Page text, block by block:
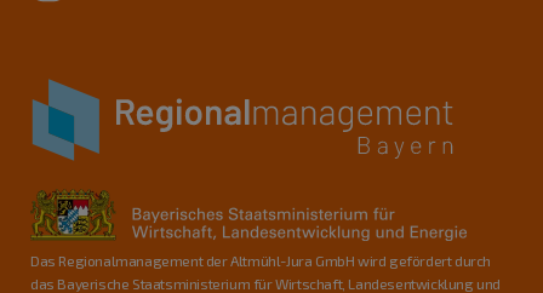
Das Regionalmanagement der Altmühl-Jura GmbH wird gefördert durch
das Bayerische Staatsministerium für Wirtschaft, Landesentwicklung und